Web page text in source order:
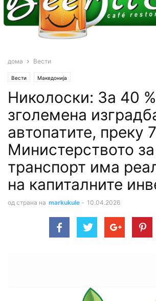
дома Вести
Вести Македонија
Николоски: За 40
зголемена
автопатите, преку
Министерството за
транспорт има
на капиталните
од страна на markukule - 10.04.2026